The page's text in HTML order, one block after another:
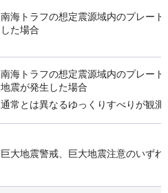
南海トラフの想定震源域内のプレー
した場合
南海トラフの想定震源域内のプレー
地震が発生した場合
通常とは異なるゆっくりすべりが観測
巨大地震警戒、巨大地震注意のいず